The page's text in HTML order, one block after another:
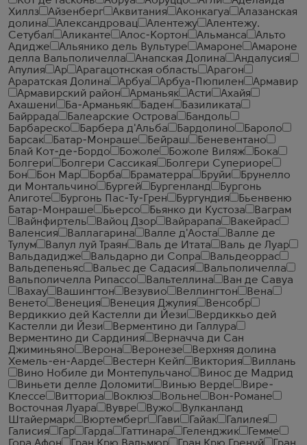
Хиллз
Айзенберг Аквитания Аконкагуа
Алазанская
долина
Александровац Алентежу
Алентежу.
Сетубал
Аликанте Алос-Кортон Альманса
Альто
Адидже
Альянико дель Вультуре Амароне
Амароне
делла Вальполичелла
Анапская Долина
Андалусия
Апулия
Ар Арагацотнская область
Арагон
Араратская Долина
Арбуа Арбуа-Пюпилен
Армавир
Армавирский район
Арманьяк Асти
Ахайя
Ахашени
Ба-Арманьяк Баден
Базиликата
Байррада
Балеарские Острова
Бандоль
Барбареско
Барбера д'Альба Бардолино
Бароло
Барсак
Батар-Монраше Бейраш
Беневентано
Блай Кот-де-Бордо
Божоле Божоле Виляж
Бока
Болгери
Болгери Сассикая
Болгери Супериоре
Бон
Бон Мар Борба Браматерра Бруйи
Брунелло
ди Монтальчино
Бургей Бургенланд
Бургонь
Алиготе
Бургонь Пас-Ту-Грен Бургундия
Бьенвеню
Батар-Монраше
Бьерсо Бьянко ди Кустоза
Ваграм
Вайнфиртель
Вайоц Дзор Вайрарапа
Вакейрас
Валенсия
Валлагарина Валле д'Аоста
Валле де
Тулум
Валул луй Траян Валь де Итата
Валь де Луар
Вальдадидже
Вальдарно ди Сопра
Вальдеоррас
Вальдепеньяс
Вальес де Садасия
Вальполичелла
Вальполичелла Рипассо
Вальтеллина
Ван де Савуа
Вахау
Вашингтон Везувио Веллингтон
Вена
Венето
Венеция Венеция Джулия
Венсобр
Вердиккио дей Кастелли ди Йези
Вердиккьо дей
Кастелли ди Йези
Верментино ди Галлура
Верментино ди Сардиния
Верначча ди Сан
Джиминьяно
Верона Веронезе
Верхняя долина
Хемель-ен-Аарде
Вестерн Кейп Виктория
Виллань
Вино Нобиле ди Монтепульчано
Винос де Мадрид
Виньети делле Доломити
Винью Верде
Вире-
Клессе
Витториа Воклюз Вольне
Вон-Романе
Восточная Луара
Вувре Вужо
Вулканланд
Штайермарк
Вюртемберг Гави Гайак
Галилея
Галисия
Гар Гарда Гаттинара Геленджик
Гемме